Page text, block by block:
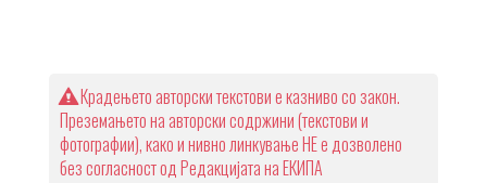
Крадењето авторски текстови е казниво со закон.
Преземањето на авторски содржини (текстови и
фотографии), како и нивно линкување НЕ е дозволено
без согласност од Редакцијата на ЕКИПА